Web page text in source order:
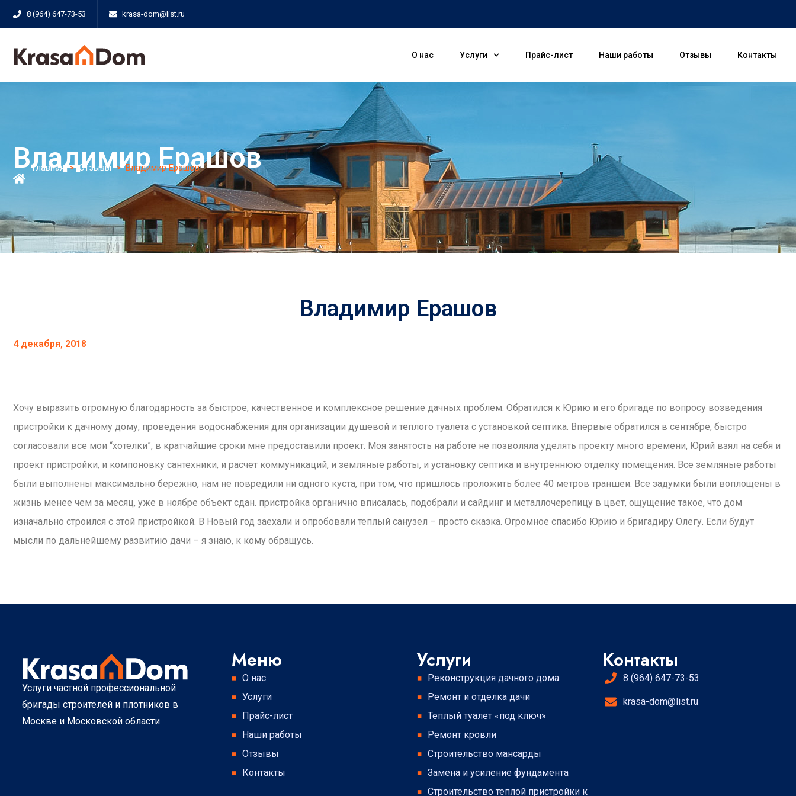
8 (964) 647-73-53 krasa-dom@list.ru
О нас Услуги Прайс-лист Наши работы Отзывы Контакты
Владимир Ерашов
Главная>Отзывы>Владимир Ерашов
Владимир Ерашов
4 декабря, 2018
Хочу выразить огромную благодарность за быстрое, качественное и комплексное решение дачных проблем. Обратился к Юрию и его бригаде по вопросу возведения
пристройки к дачному дому, проведения водоснабжения для организации душевой и теплого туалета с установкой септика. Впервые обратился в сентябре, быстро
согласовали все мои “хотелки”, в кратчайшие сроки мне предоставили проект. Моя занятость на работе не позволяла уделять проекту много времени, Юрий взял на себя и
проект пристройки, и компоновку сантехники, и расчет коммуникаций, и земляные работы, и установку септика и внутреннюю отделку помещения. Все земляные работы
были выполнены максимально бережно, нам не повредили ни одного куста, при том, что пришлось проложить более 40 метров траншеи. Все задумки были воплощены в
жизнь менее чем за месяц, уже в ноябре объект сдан. пристройка органично вписалась, подобрали и сайдинг и металлочерепицу в цвет, ощущение такое, что дом
изначально строился с этой пристройкой. В Новый год заехали и опробовали теплый санузел – просто сказка. Огромное спасибо Юрию и бригадиру Олегу. Если будут
мысли по дальнейшему развитию дачи – я знаю, к кому обращусь.
Услуги частной профессиональной
бригады строителей и плотников в
Москве и Московской области
Меню
О нас
Услуги
Прайс-лист
Наши работы
Отзывы
Контакты
Услуги
Реконструкция дачного дома
Ремонт и отделка дачи
Теплый туалет «под ключ»
Ремонт кровли
Строительство мансарды
Замена и усиление фундамента
Строительство теплой пристройки к
Контакты
8 (964) 647-73-53
krasa-dom@list.ru